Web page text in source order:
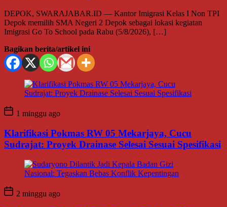
DEPOK, SWARAJABAR.ID — Kantor Imigrasi Kelas I Non TPI
Depok memilih SMA Negeri 2 Depok sebagai lokasi kegiatan
Imigrasi Go To School pada Rabu (5/8/2026), […]
Bagikan berita/artikel ini
1 minggu ago
Klarifikasi Pokmas RW 05 Mekarjaya, Cucu
Sudrajat: Proyek Drainase Selesai Sesuai Spesifikasi
2 minggu ago